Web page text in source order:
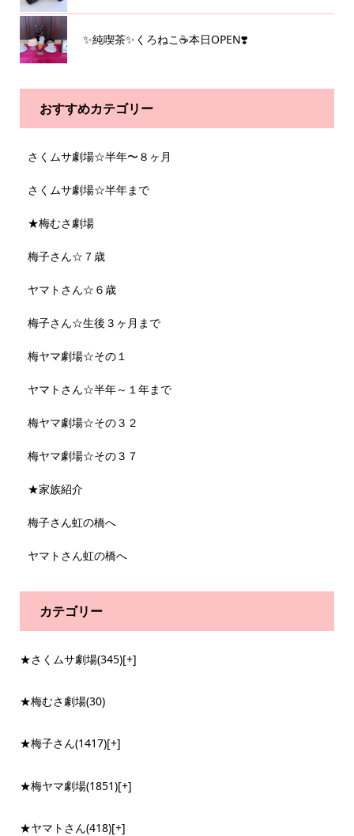
✨純喫茶✨くろねこ☕️本日OPEN❣️
おすすめカテゴリー
さくムサ劇場☆半年〜８ヶ月
さくムサ劇場☆半年まで
★梅むさ劇場
梅子さん☆７歳
ヤマトさん☆６歳
梅子さん☆生後３ヶ月まで
梅ヤマ劇場☆その１
ヤマトさん☆半年～１年まで
梅ヤマ劇場☆その３２
梅ヤマ劇場☆その３７
★家族紹介
梅子さん虹の橋へ
ヤマトさん虹の橋へ
カテゴリー
★さくムサ劇場(345)[+]
★梅むさ劇場(30)
★梅子さん(1417)[+]
★梅ヤマ劇場(1851)[+]
★ヤマトさん(418)[+]